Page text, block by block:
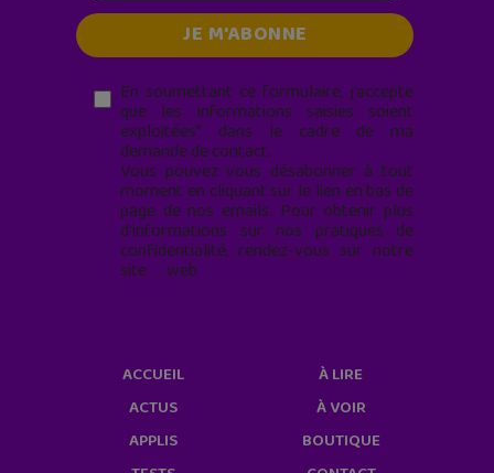
En soumettant ce formulaire, j’accepte
que les informations saisies soient
exploitées* dans le cadre de ma
demande de contact.
Vous pouvez vous désabonner à tout
moment en cliquant sur le lien en bas de
page de nos emails. Pour obtenir plus
d'informations sur nos pratiques de
confidentialité, rendez-vous sur notre
site web
ACCUEIL
ACTUS
APPLIS
À LIRE
À VOIR
BOUTIQUE